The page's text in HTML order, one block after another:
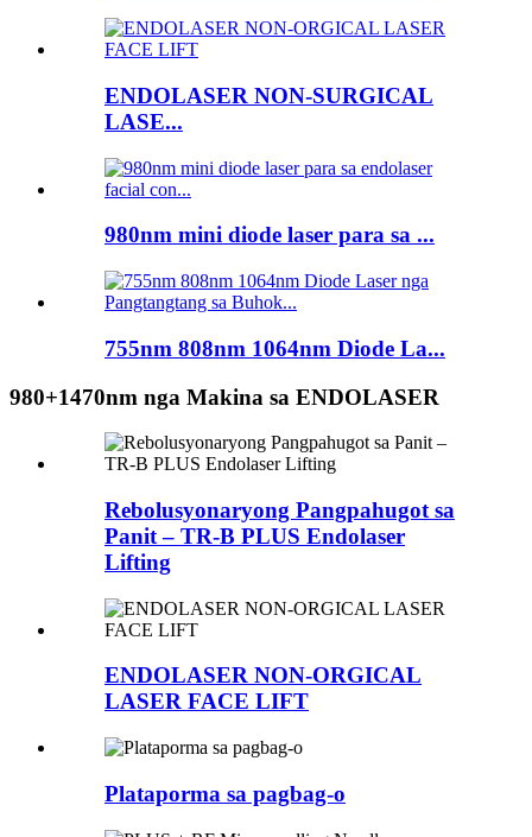
ENDOLASER NON-SURGICAL
LASE...
980nm mini diode laser para sa ...
755nm 808nm 1064nm Diode La...
980+1470nm nga Makina sa ENDOLASER
Rebolusyonaryong Pangpahugot sa
Panit – TR-B PLUS Endolaser
Lifting
ENDOLASER NON-ORGICAL
LASER FACE LIFT
Plataporma sa pagbag-o